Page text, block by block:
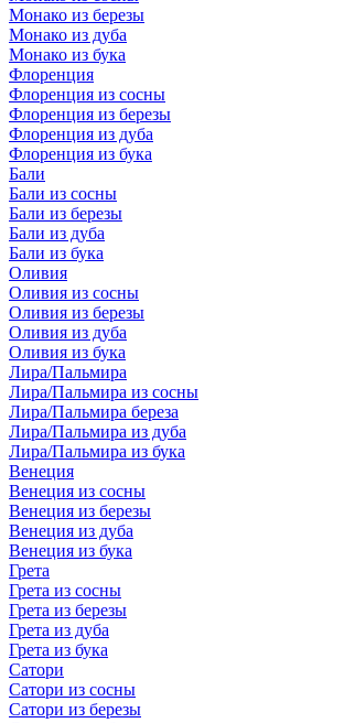
Монако из березы
Монако из дуба
Монако из бука
Флоренция
Флоренция из сосны
Флоренция из березы
Флоренция из дуба
Флоренция из бука
Бали
Бали из сосны
Бали из березы
Бали из дуба
Бали из бука
Оливия
Оливия из сосны
Оливия из березы
Оливия из дуба
Оливия из бука
Лира/Пальмира
Лира/Пальмира из сосны
Лира/Пальмира береза
Лира/Пальмира из дуба
Лира/Пальмира из бука
Венеция
Венеция из сосны
Венеция из березы
Венеция из дуба
Венеция из бука
Грета
Грета из сосны
Грета из березы
Грета из дуба
Грета из бука
Сатори
Сатори из сосны
Сатори из березы